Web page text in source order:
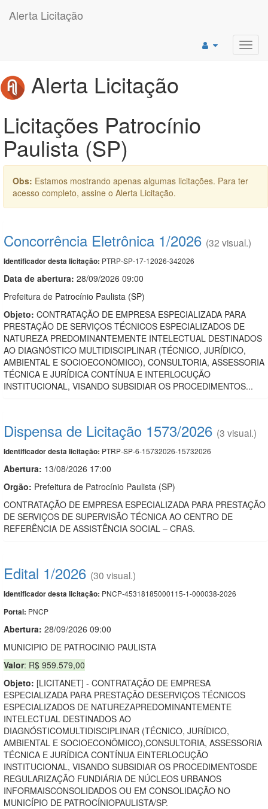
Alerta Licitação
Alerta Licitação
Licitações Patrocínio
Paulista (SP)
Obs: Estamos mostrando apenas algumas licitações. Para ter
acesso completo, assine o Alerta Licitação.
Concorrência Eletrônica 1/2026 (32 visual.)
Identificador desta licitação: PTRP-SP-17-12026-342026
Data de abertura: 28/09/2026 09:00
Prefeitura de Patrocínio Paulista (SP)
Objeto: CONTRATAÇÃO DE EMPRESA ESPECIALIZADA PARA
PRESTAÇÃO DE SERVIÇOS TÉCNICOS ESPECIALIZADOS DE
NATUREZA PREDOMINANTEMENTE INTELECTUAL DESTINADOS
AO DIAGNÓSTICO MULTIDISCIPLINAR (TÉCNICO, JURÍDICO,
AMBIENTAL E SOCIOECONÔMICO), CONSULTORIA, ASSESSORIA
TÉCNICA E JURÍDICA CONTÍNUA E INTERLOCUÇÃO
INSTITUCIONAL, VISANDO SUBSIDIAR OS PROCEDIMENTOS...
Dispensa de Licitação 1573/2026 (3 visual.)
Identificador desta licitação: PTRP-SP-6-15732026-15732026
Abertura: 13/08/2026 17:00
Orgão: Prefeitura de Patrocínio Paulista (SP)
CONTRATAÇÃO DE EMPRESA ESPECIALIZADA PARA PRESTAÇÃO
DE SERVIÇOS DE SUPERVISÃO TÉCNICA AO CENTRO DE
REFERÊNCIA DE ASSISTÊNCIA SOCIAL – CRAS.
Edital 1/2026 (30 visual.)
Identificador desta licitação: PNCP-45318185000115-1-000038-2026
Portal: PNCP
Abertura: 28/09/2026 09:00
MUNICIPIO DE PATROCINIO PAULISTA
Valor: R$ 959.579,00
Objeto: [LICITANET] - CONTRATAÇÃO DE EMPRESA
ESPECIALIZADA PARA PRESTAÇÃO DESERVIÇOS TÉCNICOS
ESPECIALIZADOS DE NATUREZAPREDOMINANTEMENTE
INTELECTUAL DESTINADOS AO
DIAGNÓSTICOMULTIDISCIPLINAR (TÉCNICO, JURÍDICO,
AMBIENTAL E SOCIOECONÔMICO),CONSULTORIA, ASSESSORIA
TÉCNICA E JURÍDICA CONTÍNUA EINTERLOCUÇÃO
INSTITUCIONAL, VISANDO SUBSIDIAR OS PROCEDIMENTOSDE
REGULARIZAÇÃO FUNDIÁRIA DE NÚCLEOS URBANOS
INFORMAISCONSOLIDADOS OU EM CONSOLIDAÇÃO NO
MUNICÍPIO DE PATROCÍNIOPAULISTA/SP.